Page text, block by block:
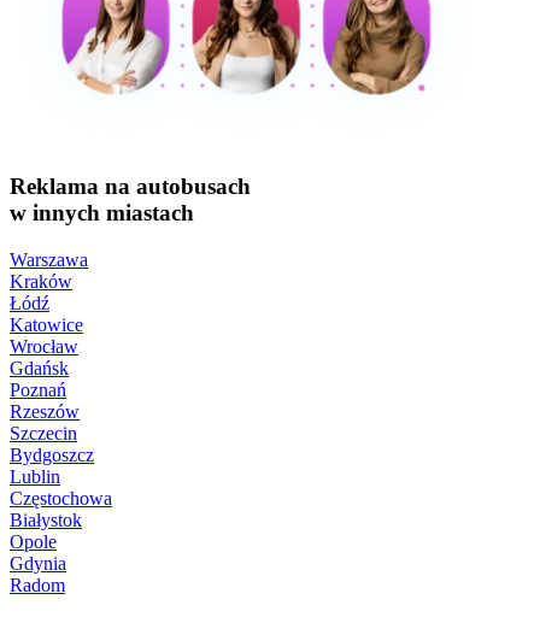
Reklama na autobusach
w innych miastach
Warszawa
Kraków
Łódź
Katowice
Wrocław
Gdańsk
Poznań
Rzeszów
Szczecin
Bydgoszcz
Lublin
Częstochowa
Białystok
Opole
Gdynia
Radom